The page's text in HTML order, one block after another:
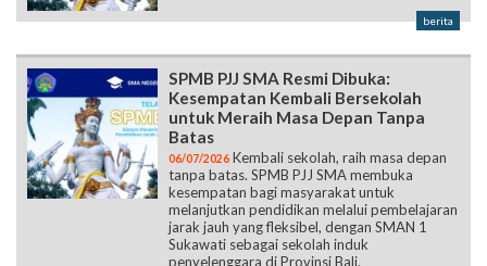
berita
SPMB PJJ SMA Resmi Dibuka:
Kesempatan Kembali Bersekolah
untuk Meraih Masa Depan Tanpa
Batas
06/07/2026 Kembali sekolah, raih masa depan
tanpa batas. SPMB PJJ SMA membuka
kesempatan bagi masyarakat untuk
melanjutkan pendidikan melalui pembelajaran
jarak jauh yang fleksibel, dengan SMAN 1
Sukawati sebagai sekolah induk
penyelenggara di Provinsi Bali.